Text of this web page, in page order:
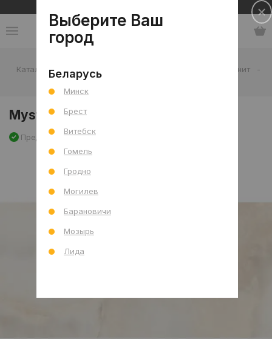
Каталог - Керамогранит
-
Mystical Beige Pol (G) 60x120 R
Mystical Beige Pol (G) 60x120 R
Предзаказ Артикул: 0000027845
Выберите Ваш
город
Беларусь
Минск
Брест
Витебск
Гомель
Гродно
Могилев
Барановичи
Мозырь
Лида